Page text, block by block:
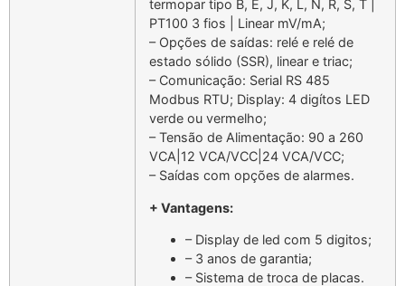
termopar tipo B, E, J, K, L, N, R, S, T |
PT100 3 fios | Linear mV/mA;
– Opções de saídas: relé e relé de
estado sólido (SSR), linear e triac;
– Comunicação: Serial RS 485
Modbus RTU; Display: 4 digítos LED
verde ou vermelho;
– Tensão de Alimentação: 90 a 260
VCA|12 VCA/VCC|24 VCA/VCC;
– Saídas com opções de alarmes.
+ Vantagens:
– Display de led com 5 digitos;
– 3 anos de garantia;
– Sistema de troca de placas.